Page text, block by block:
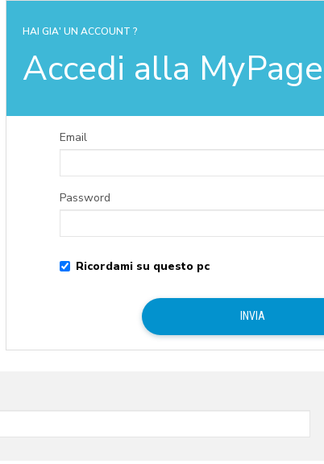
HAI GIA' UN ACCOUNT ?
Accedi alla MyPage
Email
Password
Ricordami su questo pc